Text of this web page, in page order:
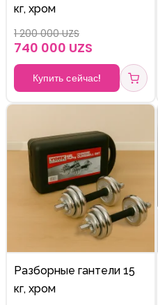
кг, хром
1 200 000 UZS
740 000 UZS
Купить сейчас!
Разборные гантели 15
кг, хром